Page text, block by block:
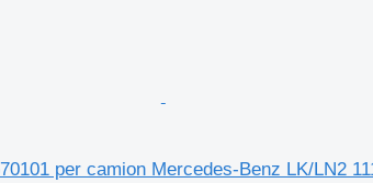
per camion Mercedes-Benz LK/LN2